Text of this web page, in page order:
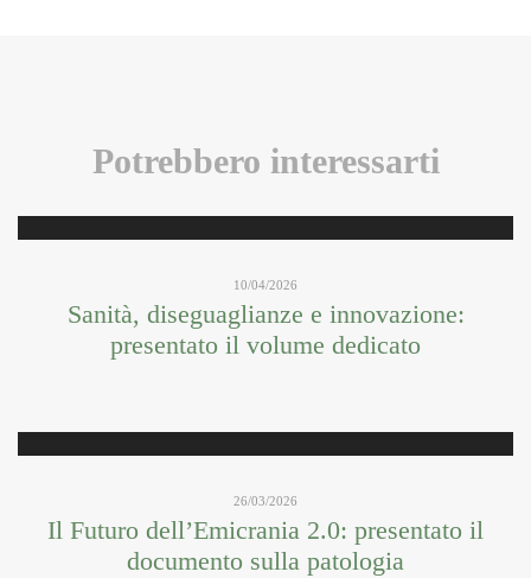
Potrebbero interessarti
10/04/2026
Sanità, diseguaglianze e innovazione:
presentato il volume dedicato
26/03/2026
Il Futuro dell’Emicrania 2.0: presentato il
documento sulla patologia